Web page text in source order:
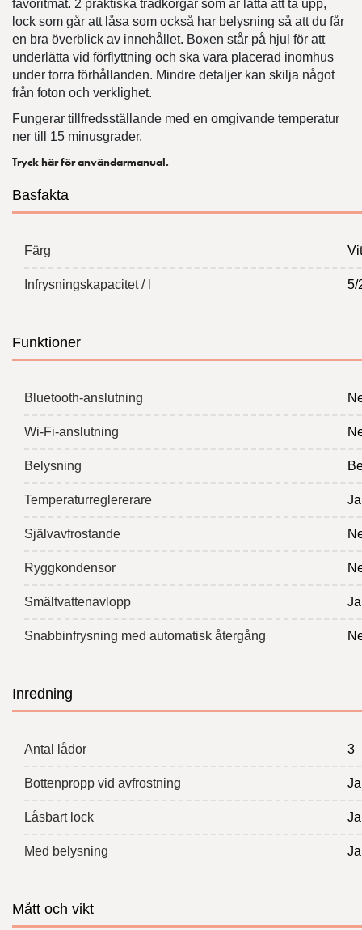
favoritmat. 2 praktiska trådkorgar som är lätta att ta upp,
lock som går att låsa som också har belysning så att du får
en bra överblick av innehållet. Boxen står på hjul för att
underlätta vid förflyttning och ska vara placerad inomhus
under torra förhållanden. Mindre detaljer kan skilja något
från foton och verklighet.
Fungerar tillfredsställande med en omgivande temperatur
ner till 15 minusgrader.
Tryck här för användarmanual.
Basfakta
Färg Vit
Infrysningskapacitet / l 5/
Funktioner
Bluetooth-anslutning
Wi-Fi-anslutning
Belysning
Temperaturreglererare Ja
Självavfrostande
Ryggkondensor
Smältvattenavlopp Ja
Snabbinfrysning med automatisk återgång
Inredning
Antal lådor 3
Bottenpropp vid avfrostning Ja
Låsbart lock Ja
Med belysning Ja
Mått och vikt